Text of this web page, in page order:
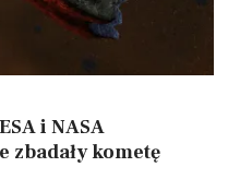
i NASA
zbadały kometę